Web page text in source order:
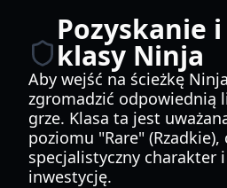
Pozyskanie
klasy Ninja
Aby wejść na ścieżkę
zgromadzić odpowiednią
grze. Klasa ta jest
poziomu "Rare"
specjalistyczny charakter
inwestycję.